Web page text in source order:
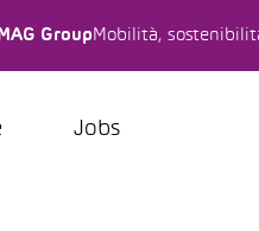
Group Mobilità,
Jobs